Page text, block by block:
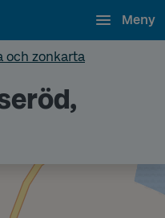
Meny
och zonkarta